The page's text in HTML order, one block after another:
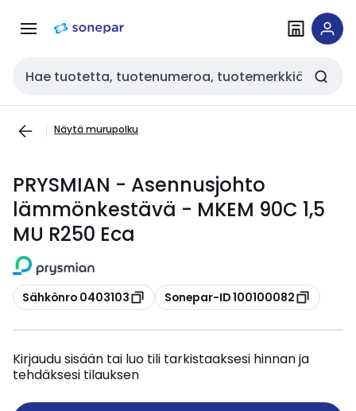
navigointiinsisältöön
Haku
Näytä murupolku
PRYSMIAN - Asennusjohto
lämmönkestävä - MKEM 90C 1,5
MU R250 Eca
Kopioi
Sähkönro 0403103 Kopioi
Sonepar-ID 100100082
Kirjaudu sisään tai luo tili tarkistaaksesi hinnan ja
tehdäksesi tilauksen